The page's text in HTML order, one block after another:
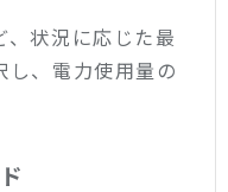
状況に応じた最
し、電力使用量の